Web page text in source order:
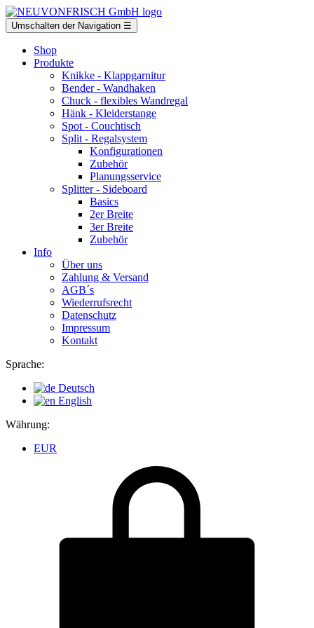
Umschalten der Navigation ☰
Shop
Produkte
Knikke - Klappgarnitur
Bender- Wandhaken
Chuck - flexibles Wandregal
Hänk - Kleiderstange
Spot - Couchtisch
Split - Regalsystem
Konfigurationen
Zubehör
Planungsservice
Splitter- Sideboard
Basics
2er Breite
3er Breite
Zubehör
Info
Über uns
Zahlung & Versand
AGB´s
Wiederrufsrecht
Datenschutz
Impressum
Kontakt
Sprache:
Deutsch
English
Währung:
EUR